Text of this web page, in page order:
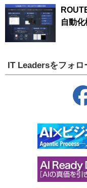
自動
IT Leadersをフォロ